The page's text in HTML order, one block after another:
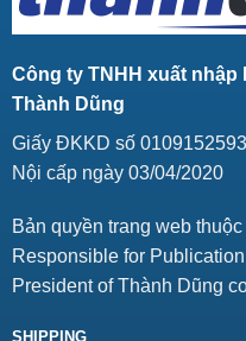
Công ty TNHH xuất
Thành Dũng
Giấy ĐKKD số
Nội cấp ngày 03/04/2020
Bản quyền trang web
Responsible for
President of Thành Dũng
SHIPPING